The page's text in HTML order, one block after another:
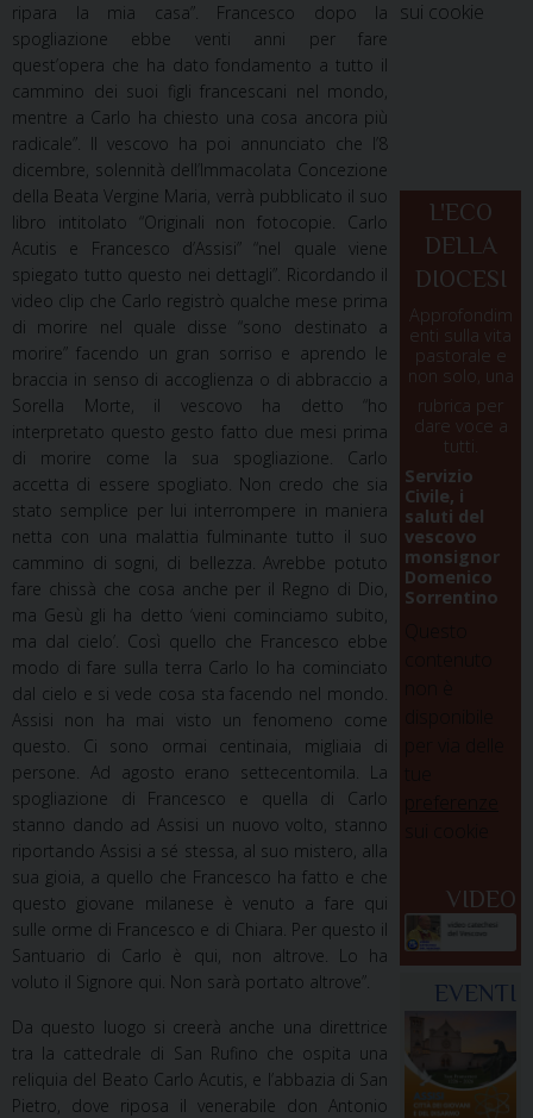
ripara la mia casa”. Francesco dopo la
spogliazione ebbe venti anni per fare
quest’opera che ha dato fondamento a tutto il
cammino dei suoi figli francescani nel mondo,
mentre a Carlo ha chiesto una cosa ancora più
radicale”. Il vescovo ha poi annunciato che l’8
dicembre, solennità dell’Immacolata Concezione
della Beata Vergine Maria, verrà pubblicato il suo
libro intitolato “Originali non fotocopie. Carlo
Acutis e Francesco d’Assisi” “nel quale viene
spiegato tutto questo nei dettagli”. Ricordando il
video clip che Carlo registrò qualche mese prima
di morire nel quale disse “sono destinato a
morire” facendo un gran sorriso e aprendo le
braccia in senso di accoglienza o di abbraccio a
Sorella Morte, il vescovo ha detto “ho
interpretato questo gesto fatto due mesi prima
di morire come la sua spogliazione. Carlo
accetta di essere spogliato. Non credo che sia
stato semplice per lui interrompere in maniera
netta con una malattia fulminante tutto il suo
cammino di sogni, di bellezza. Avrebbe potuto
fare chissà che cosa anche per il Regno di Dio,
ma Gesù gli ha detto ‘vieni cominciamo subito,
ma dal cielo’. Così quello che Francesco ebbe
modo di fare sulla terra Carlo lo ha cominciato
dal cielo e si vede cosa sta facendo nel mondo.
Assisi non ha mai visto un fenomeno come
questo. Ci sono ormai centinaia, migliaia di
persone. Ad agosto erano settecentomila. La
spogliazione di Francesco e quella di Carlo
stanno dando ad Assisi un nuovo volto, stanno
riportando Assisi a sé stessa, al suo mistero, alla
sua gioia, a quello che Francesco ha fatto e che
questo giovane milanese è venuto a fare qui
sulle orme di Francesco e di Chiara. Per questo il
Santuario di Carlo è qui, non altrove. Lo ha
voluto il Signore qui. Non sarà portato altrove”.
Da questo luogo si creerà anche una direttrice
tra la cattedrale di San Rufino che ospita una
reliquia del Beato Carlo Acutis, e l’abbazia di San
Pietro, dove riposa il venerabile don Antonio
sui cookie
L'ECO
DELLA
DIOCESI
Approfondim
enti sulla vita
pastorale e
non solo, una
rubrica per
dare voce a
tutti.
Servizio
Civile, i
saluti del
vescovo
monsignor
Domenico
Sorrentino
VIDEO
EVENTI